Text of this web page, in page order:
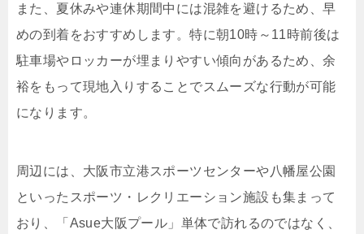
また、夏休みや連休期間中には混雑を避けるため、早
めの到着をおすすめします。特に朝10時～11時前後は
駐車場やロッカーが埋まりやすい傾向があるため、余
裕をもって現地入りすることでスムーズな行動が可能
になります。
周辺には、大阪市立港スポーツセンターや八幡屋公園
といったスポーツ・レクリエーション施設も集まって
おり、「Asue大阪プール」単体で訪れるのではなく、